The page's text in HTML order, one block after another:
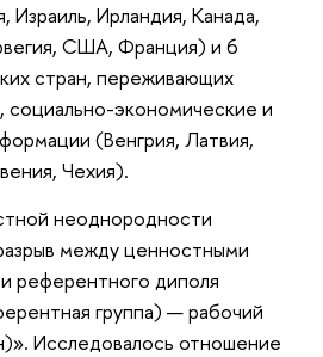
Израиль, Ирландия, Канада,
США, Франция) и 6
стран, переживающих
социально-экономические и
(Венгрия, Латвия,
Чехия).
неоднородности
между ценностными
референтного диполя
группа) — рабочий
Исследовалось отношение